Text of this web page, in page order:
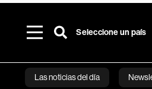
Seleccione un país
Las noticias del día